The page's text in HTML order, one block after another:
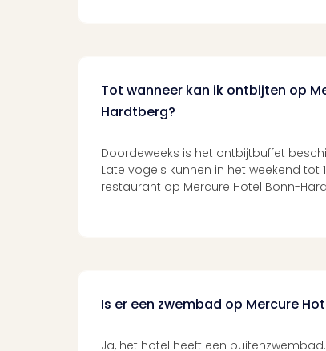
Tot wanneer kan ik ontbijten op
Hardtberg?
Doordeweeks is het ontbijtbuffet
Late vogels kunnen in het weekend tot
restaurant op Mercure Hotel Bonn-
Is er een zwembad op Mercure
Ja, het hotel heeft een buitenzwembad.